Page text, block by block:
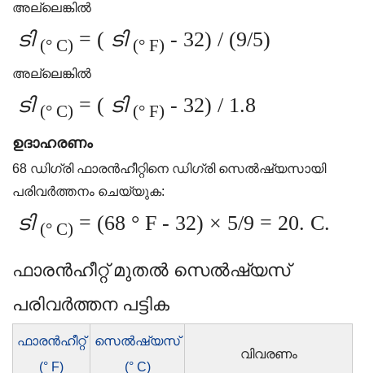
അല്ലെങ്കിൽ
ടി(° C) = ( ടി(° F) - 32) / (9/5)
അല്ലെങ്കിൽ
ടി(° C) = ( ടി(° F) - 32) / 1.8
ഉദാഹരണം
68 ഡിഗ്രി ഫാരൻഹീറ്റിനെ ഡിഗ്രി സെൽഷ്യസായി
പരിവർത്തനം ചെയ്യുക:
ടി(° C) = (68 ° F - 32) × 5/9 = 20. C.
ഫാരൻഹീറ്റ് മുതൽ സെൽഷ്യസ്
പരിവർത്തന പട്ടിക
ഫാരൻഹീറ്റ്
(° F)
സെൽഷ്യസ്
(° C)
വിവരണം